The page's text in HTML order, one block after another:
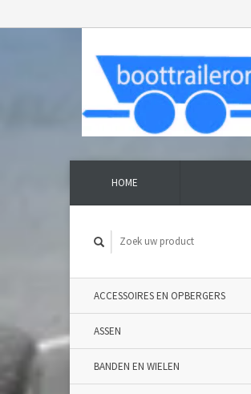
HOME
ACCESSOIRES EN OPBERGERS
ASSEN
BANDEN EN WIELEN